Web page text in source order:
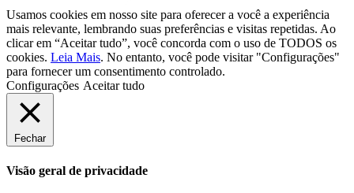
Usamos cookies em nosso site para oferecer a você a experiência
mais relevante, lembrando suas preferências e visitas repetidas. Ao
clicar em “Aceitar tudo”, você concorda com o uso de TODOS os
cookies. Leia Mais. No entanto, você pode visitar "Configurações"
para fornecer um consentimento controlado.
Configurações Aceitar tudo
Fechar
Visão geral de privacidade